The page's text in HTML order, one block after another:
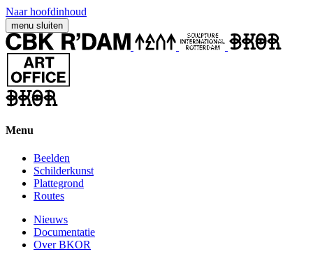
Naar hoofdinhoud
menu sluiten
Menu
Beelden
Schilderkunst
Plattegrond
Routes
Nieuws
Documentatie
Over BKOR